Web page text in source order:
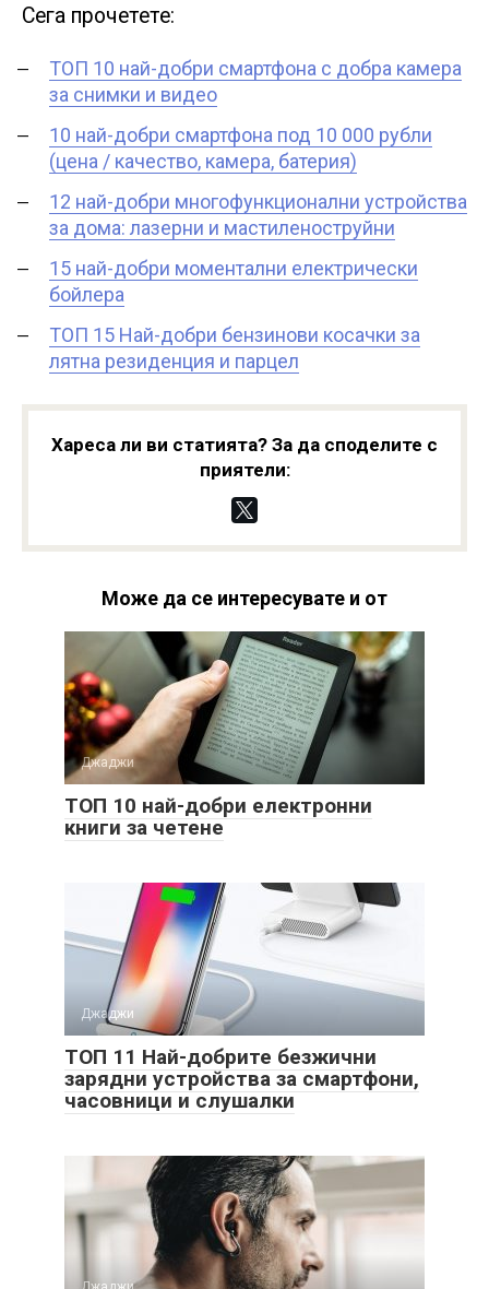
Сега прочетете:
ТОП 10 най-добри смартфона с добра камера
за снимки и видео
10 най-добри смартфона под 10 000 рубли
(цена / качество, камера, батерия)
12 най-добри многофункционални устройства
за дома: лазерни и мастиленоструйни
15 най-добри моментални електрически
бойлера
ТОП 15 Най-добри бензинови косачки за
лятна резиденция и парцел
Хареса ли ви статията? За да споделите с
приятели:
Може да се интересувате и от
Джаджи
ТОП 10 най-добри електронни
книги за четене
Джаджи
ТОП 11 Най-добрите безжични
зарядни устройства за смартфони,
часовници и слушалки